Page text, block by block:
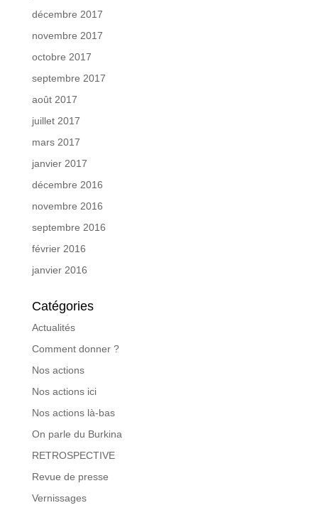
décembre 2017
novembre 2017
octobre 2017
septembre 2017
août 2017
juillet 2017
mars 2017
janvier 2017
décembre 2016
novembre 2016
septembre 2016
février 2016
janvier 2016
Catégories
Actualités
Comment donner ?
Nos actions
Nos actions ici
Nos actions là-bas
On parle du Burkina
RETROSPECTIVE
Revue de presse
Vernissages